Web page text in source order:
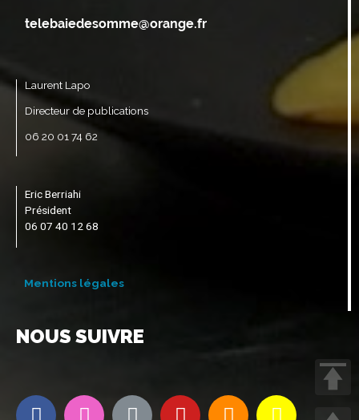
Laurent Lapo
Directeur de publications
06 20 01 74 62
Eric Berriahi
Président
06 07 40 12 68
Mentions légales
NOUS SUIVRE